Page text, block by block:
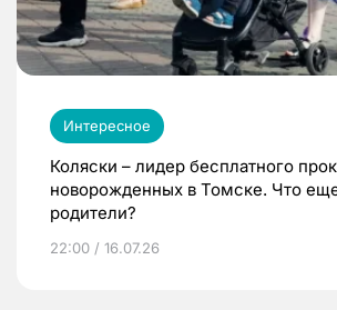
Интересное
Коляски – лидер бесплатного
новорожденных в Томске. Что
родители?
22:00 / 16.07.26